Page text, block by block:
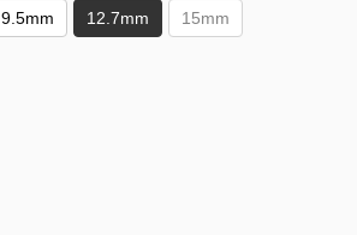
9.5mm 12.7mm 15mm